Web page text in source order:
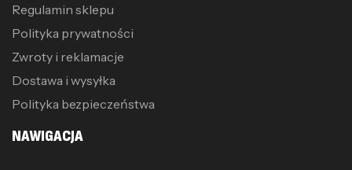
Regulamin sklepu
Polityka prywatności
Zwroty i reklamacje
Dostawa i wysyłka
Polityka bezpieczeństwa
NAWIGACJA